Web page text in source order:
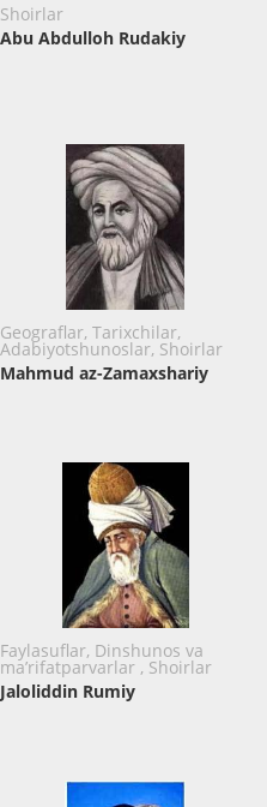
Shoirlar
Abu Abdulloh Rudakiy
Geograflar, Tarixchilar,
Adabiyotshunoslar, Shoirlar
Mahmud az-Zamaxshariy
Faylasuflar, Dinshunos va
ma’rifatparvarlar , Shoirlar
Jaloliddin Rumiy